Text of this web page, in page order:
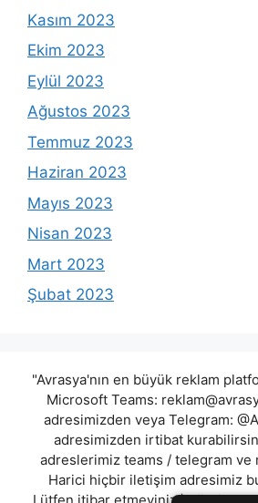
Kasım 2023
Ekim 2023
Eylül 2023
Ağustos 2023
Temmuz 2023
Haziran 2023
Mayıs 2023
Nisan 2023
Mart 2023
Şubat 2023
"Avrasya'nın en büyük reklam
Microsoft Teams:
adresimizden veya Telegram:
adresimizden irtibat
adreslerimiz teams / telegram ve
Harici hiçbir iletişim adresimiz